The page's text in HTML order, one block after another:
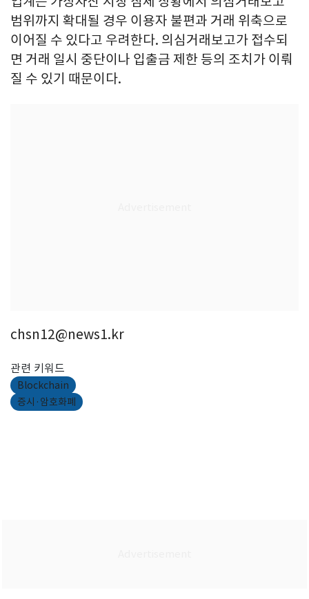
범위까지 확대될 경우 이용자 불편과 거래 위축으로
이어질 수 있다고 우려한다. 의심거래보고가 접수되
면 거래 일시 중단이나 입출금 제한 등의 조치가 이뤄
질 수 있기 때문이다.
chsn12@news1.kr
관련 키워드
Blockchain
증시·암호화폐